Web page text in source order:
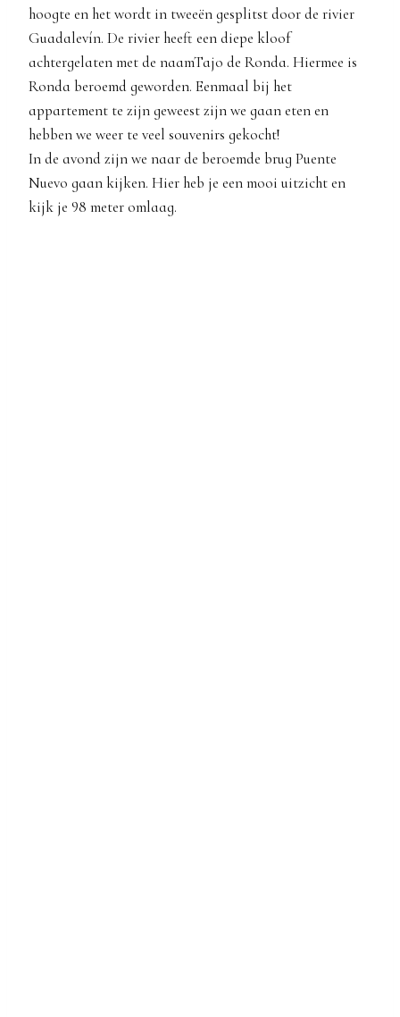
hoogte en het wordt in tweeën gesplitst door de rivier
Guadalevín. De rivier heeft een diepe kloof
achtergelaten met de naamTajo de Ronda. Hiermee is
Ronda beroemd geworden. Eenmaal bij het
appartement te zijn geweest zijn we gaan eten en
hebben we weer te veel souvenirs gekocht!
In de avond zijn we naar de beroemde brug Puente
Nuevo gaan kijken. Hier heb je een mooi uitzicht en
kijk je 98 meter omlaag.